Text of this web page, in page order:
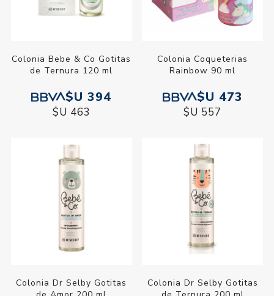
Colonia Bebe & Co Gotitas
de Ternura 120 ml
$U 394
$U 463
Colonia Coqueterias
Rainbow 90 ml
$U 473
$U 557
Colonia Dr Selby Gotitas
Colonia Dr Selby Gotitas